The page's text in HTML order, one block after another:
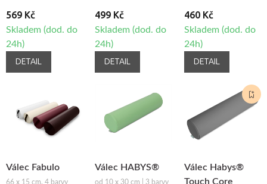
569 Kč
Skladem (dod. do
24h)
DETAIL
499 Kč
Skladem (dod. do
24h)
DETAIL
460 Kč
Skladem (dod. do
24h)
DETAIL
Válec Fabulo
66 x 15 cm, 4 barvy
Válec HABYS®
od 10 x 30 cm | 3 barvy
Válec Habys®
Touch Core